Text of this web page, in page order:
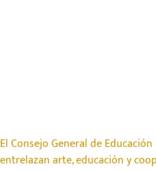
El Consejo General de
entrelazan arte, educación y